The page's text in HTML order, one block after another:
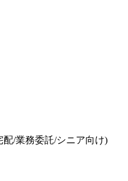
/業務委託/シニア向け)